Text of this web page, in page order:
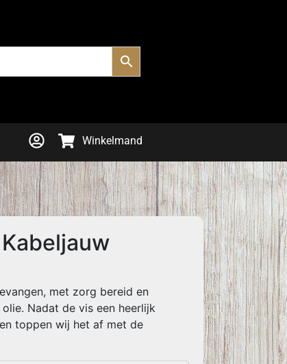
Winkelmand
met zorg bereid en
Nadat de vis een heerlijk
toppen wij het af met de